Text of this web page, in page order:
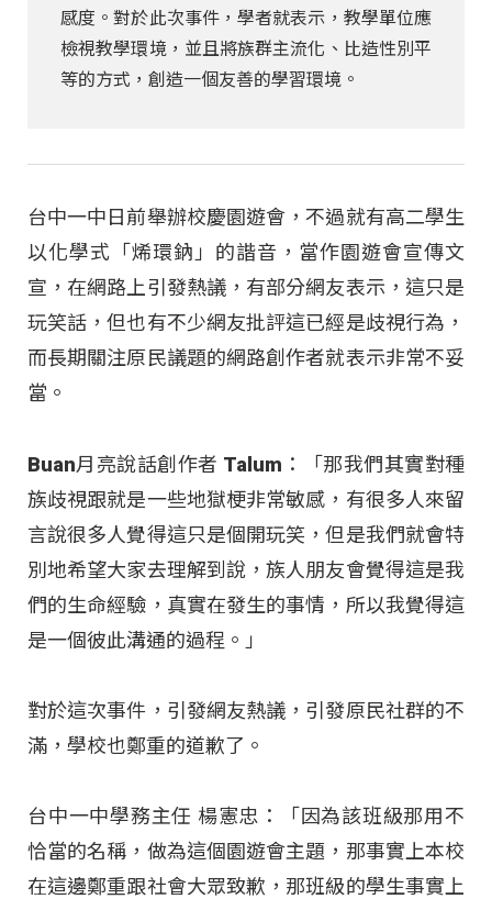
感度。對於此次事件，學者就表示，教學單位應
檢視教學環境，並且將族群主流化、比造性別平
等的方式，創造一個友善的學習環境。
台中一中日前舉辦校慶園遊會，不過就有高二學生
以化學式「烯環鈉」的諧音，當作園遊會宣傳文
宣，在網路上引發熱議，有部分網友表示，這只是
玩笑話，但也有不少網友批評這已經是歧視行為，
而長期關注原民議題的網路創作者就表示非常不妥
當。
Buan月亮說話創作者 Talum：「那我們其實對種
族歧視跟就是一些地獄梗非常敏感，有很多人來留
言說很多人覺得這只是個開玩笑，但是我們就會特
別地希望大家去理解到說，族人朋友會覺得這是我
們的生命經驗，真實在發生的事情，所以我覺得這
是一個彼此溝通的過程。」
對於這次事件，引發網友熱議，引發原民社群的不
滿，學校也鄭重的道歉了。
台中一中學務主任 楊憲忠：「因為該班級那用不
恰當的名稱，做為這個園遊會主題，那事實上本校
在這邊鄭重跟社會大眾致歉，那班級的學生事實上